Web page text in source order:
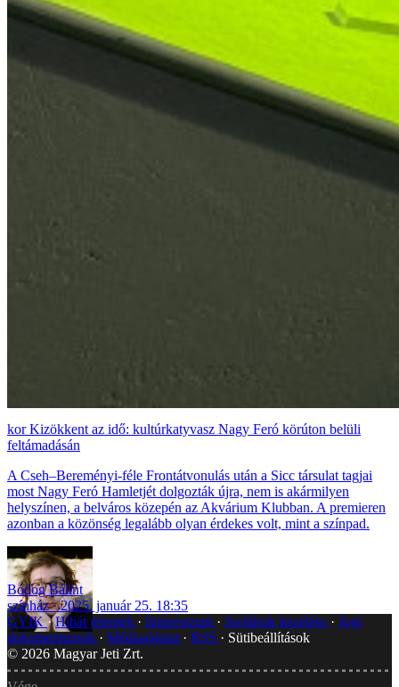
Kizökkent az idő: kultúrkatyvasz Nagy Feró körúton belüli
feltámadásán
A Cseh–Bereményi-féle Frontátvonulás után a Sicc társulat tagjai
most Nagy Feró Hamletjét dolgozták újra, nem is akármilyen
helyszínen, a belváros közepén az Akvárium Klubban. A premieren
azonban a közönség legalább olyan érdekes volt, mint a színpad.
Bódog Bálint
színház
2025. január 25. 18:35
GYIK Hibát jelentek Impresszum Javítások kezelése
Jogi
dokumentumok
Médiaajánlat RSS
Sütibeállítások
© 2026 Magyar Jeti Zrt.